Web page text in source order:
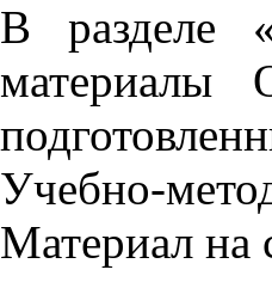
В разделе
материалы
Учебно-
Материал на